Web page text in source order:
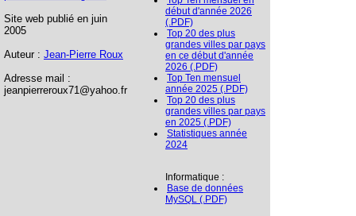
Site web publié en juin
2005
Auteur : Jean-Pierre Roux
Adresse mail :
jeanpierreroux71@yahoo.fr
début d'année 2026
(.PDF)
Top 20 des plus
grandes villes par pays
en ce début d'année
2026 (.PDF)
Top Ten mensuel
année 2025 (.PDF)
Top 20 des plus
grandes villes par pays
en 2025 (.PDF)
Statistiques année
2024
Informatique :
Base de données
MySQL (.PDF)